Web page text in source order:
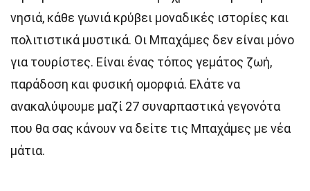
νησιά, κάθε γωνιά κρύβει μοναδικές ιστορίες και
πολιτιστικά μυστικά. Οι Μπαχάμες δεν είναι μόνο
για τουρίστες. Είναι ένας τόπος γεμάτος ζωή,
παράδοση και φυσική ομορφιά. Ελάτε να
ανακαλύψουμε μαζί 27 συναρπαστικά γεγονότα
που θα σας κάνουν να δείτε τις Μπαχάμες με νέα
μάτια.